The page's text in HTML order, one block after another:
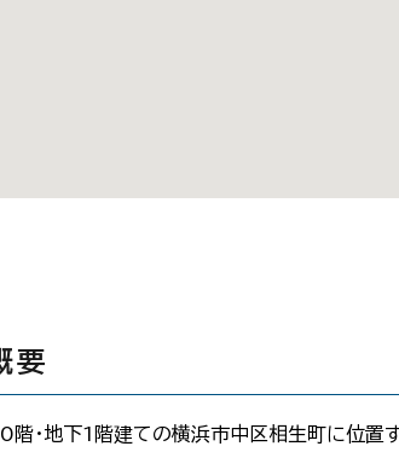
要
・地下1階建ての横浜市中区相生町に位置